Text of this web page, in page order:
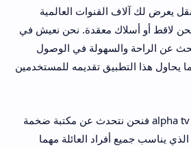
يعرض لك آلاف القنوات العالمية
لاقط أو أسلاك معقدة. نحن نعيش في
عن الراحة والسهولة في الوصول
يحاول هذا التطبيق تقديمه للمستخدمين
عندما نتحدث عن تطبيق alpha tv فنحن نتحدث عن مكتبة ضخمة
يناسب جميع أفراد العائلة مهما